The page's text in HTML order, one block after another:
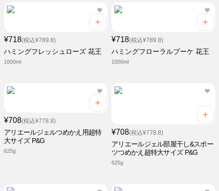
¥718(税込¥789.8)
ハミングフレッシュローズ 花王
1000ml
¥718(税込¥789.8)
ハミングフローラルブーケ 花王
1000ml
¥708(税込¥778.8)
アリエールジェルつめかえ用超特
大サイズ P&G
625g
¥708(税込¥778.8)
アリエールジェル部屋干し&スポー
ツつめかえ超特大サイズ P&G
625g